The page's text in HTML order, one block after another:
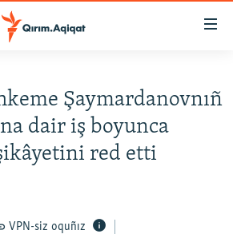
Şaymardanovnıñ
dair iş boyunca
red etti
VPN-siz oquñız